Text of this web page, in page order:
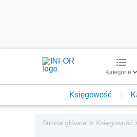
Kategorie
Księgowość
Strona główna » Księgowość